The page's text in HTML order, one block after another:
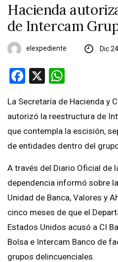
Hacienda
de Intercam
elexpediente Dic
Facebook
X
La Secretaría de Hacienda y
autorizó la reestructura de
que contempla la escisión,
de entidades dentro del
A través del Diario Oficial de
dependencia informó sobre
Unidad de Banca, Valores y
cinco meses de que el
Estados Unidos acusó a CI
Bolsa e Intercam Banco de
grupos delincuenciales.